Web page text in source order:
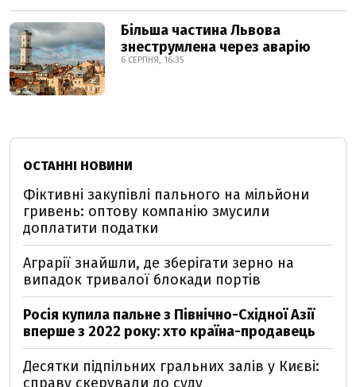
Більша частина Львова
знеструмлена через аварію
6 СЕРПНЯ, 16:35
ОСТАННІ НОВИНИ
Фіктивні закупівлі пального на мільйони
гривень: оптову компанію змусили
доплатити податки
Аграрії знайшли, де зберігати зерно на
випадок тривалої блокади портів
Росія купила пальне з Північно-Східної Азії
вперше з 2022 року: хто країна-продавець
Десятки підпільних гральних залів у Києві:
справу скерували до суду